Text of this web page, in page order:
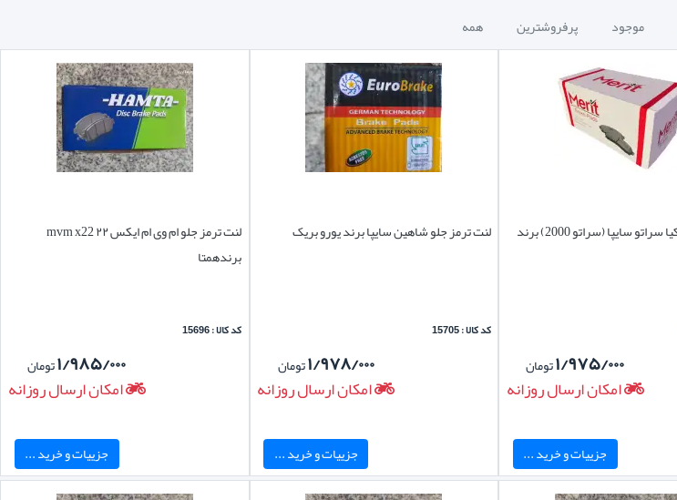
موجود پرفروشترین همه
لنت ترمزجلو کیا سراتو سایپا (سراتو 2000) برند
۱/۹۷۵/۰۰۰تومان
امکان ارسال روزانه
جزییات و خرید ...
لنت ترمز جلو شاهین سایپا برند یورو بریک
کد کالا : 15705
۱/۹۷۸/۰۰۰تومان
امکان ارسال روزانه
جزییات و خرید ...
لنت ترمز جلو ام وی ام ایکس ۲۲ mvm x22
برندهمتا
کد کالا : 15696
۱/۹۸۵/۰۰۰تومان
امکان ارسال روزانه
جزییات و خرید ...